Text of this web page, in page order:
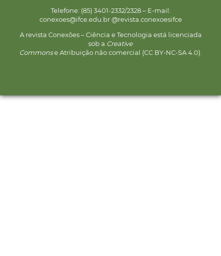
Telefone: (85) 3401-2332/2328 – E-mail:
conexoes@ifce.edu.br @revista.conexoesifce
A revista Conexões – Ciência e Tecnologia está licenciada
sob a Creative
Commonse Atribuição não comercial (CC BY-NC-SA 4.0).